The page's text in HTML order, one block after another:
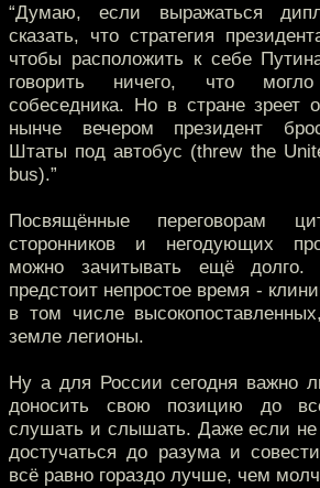
“Думаю, если выражаться
сказать, что стратегия
чтобы расположить к себе
говорить ничего, что
собеседника. Но в стране зреет
нынче вечером президент
Штаты под автобус (threw the
bus).”
Посвящённые переговорам
сторонников и негодующих
можно зачитывать ещё долго.
предстоит непростое время -
в том числе
земле легионы.
Ну а для России сегодня важно
доносить свою позицию до
слушать и слышать. Даже если не
достучаться до разума и
всё равно гораздо лучше, чем